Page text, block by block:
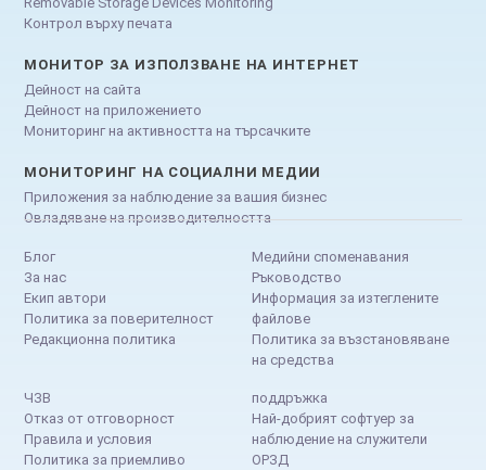
Контрол върху печата
МОНИТОР ЗА ИЗПОЛЗВАНЕ НА ИНТЕРНЕТ
Дейност на сайта
Дейност на приложението
Мониторинг на активността на търсачките
МОНИТОРИНГ НА СОЦИАЛНИ МЕДИИ
Приложения за наблюдение за вашия бизнес
Овладяване на производителността
Блог
За нас
Екип автори
Политика за поверителност
Редакционна политика
Медийни споменавания
Ръководство
Информация за изтеглените
файлове
Политика за възстановяване
на средства
ЧЗВ
Отказ от отговорност
Правила и условия
Политика за приемливо
поддръжка
Най-добрият софтуер за
наблюдение на служители
ОРЗД